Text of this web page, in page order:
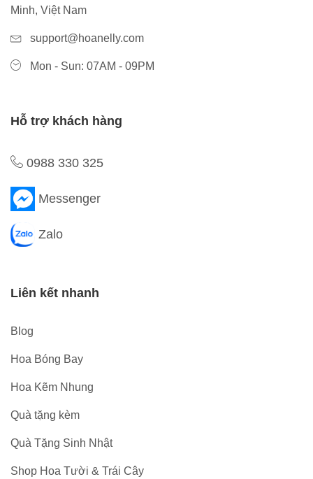
Minh, Việt Nam
support@hoanelly.com
Mon - Sun: 07AM - 09PM
Hỗ trợ khách hàng
0988 330 325
Messenger
Zalo
Liên kết nhanh
Blog
Hoa Bóng Bay
Hoa Kẽm Nhung
Quà tặng kèm
Quà Tặng Sinh Nhật
Shop Hoa Tười & Trái Cây